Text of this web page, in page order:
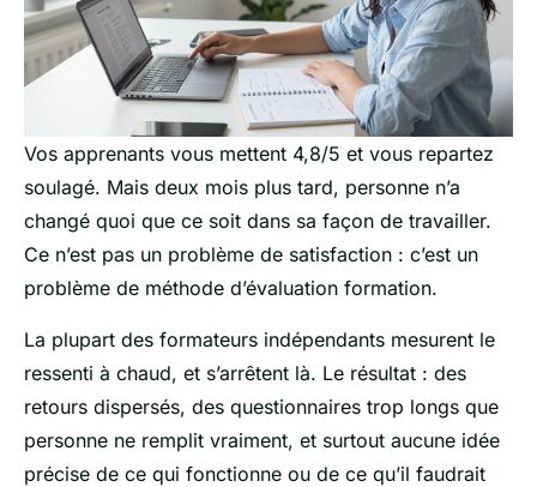
Vos apprenants vous mettent 4,8/5 et vous repartez
soulagé. Mais deux mois plus tard, personne n’a
changé quoi que ce soit dans sa façon de travailler.
Ce n’est pas un problème de satisfaction : c’est un
problème de méthode d’évaluation formation.
La plupart des formateurs indépendants mesurent le
ressenti à chaud, et s’arrêtent là. Le résultat : des
retours dispersés, des questionnaires trop longs que
personne ne remplit vraiment, et surtout aucune idée
précise de ce qui fonctionne ou de ce qu’il faudrait